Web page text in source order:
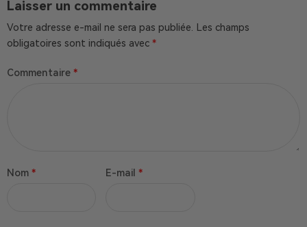
Laisser un commentaire
Votre adresse e-mail ne sera pas publiée. Les champs
obligatoires sont indiqués avec *
Commentaire *
Nom * E-mail *